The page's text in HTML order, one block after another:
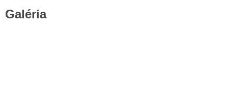
Galéria